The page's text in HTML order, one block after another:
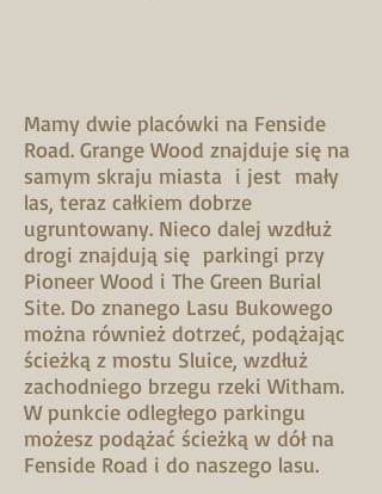
Mamy dwie placówki na Fenside
Road. Grange Wood znajduje się na
samym skraju miasta i jest mały
las, teraz całkiem dobrze
ugruntowany. Nieco dalej wzdłuż
drogi znajdują się parkingi przy
Pioneer Wood i The Green Burial
Site. Do znanego Lasu Bukowego
można również dotrzeć, podążając
ścieżką z mostu Sluice, wzdłuż
zachodniego brzegu rzeki Witham.
W punkcie odległego parkingu
możesz podążać ścieżką w dół na
Fenside Road i do naszego lasu.